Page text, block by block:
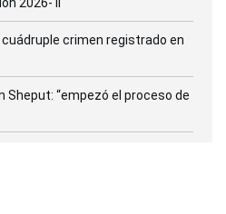
crimen registrado en
Sheput: “empezó el proceso de